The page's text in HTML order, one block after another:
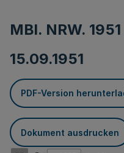
MBl. NRW.
15.09.1951
PDF-Version
Dokument ausdrucken